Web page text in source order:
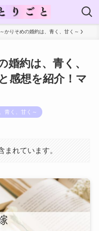
かりそめの婚約は、青く、甘く～
婚約は、青く、
感想を紹介！マ
青く、甘く～
れています。